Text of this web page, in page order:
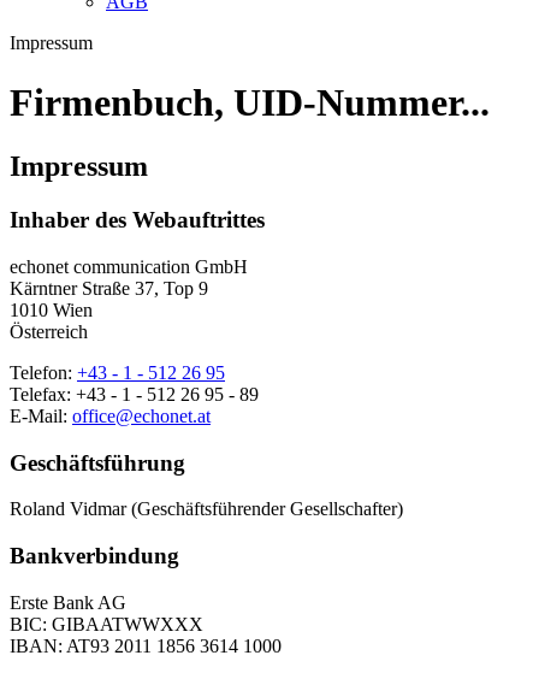
Impressum
Firmenbuch, UID-Nummer...
Impressum
Inhaber des Webauftrittes
echonet communication GmbH
Kärntner Straße 37, Top 9
1010 Wien
Österreich
Telefon: +43 - 1 - 512 26 95
Telefax: +43 - 1 - 512 26 95 - 89
E-Mail: office@echonet.at
Geschäftsführung
Roland Vidmar (Geschäftsführender Gesellschafter)
Bankverbindung
Erste Bank AG
BIC: GIBAATWWXXX
IBAN: AT93 2011 1856 3614 1000